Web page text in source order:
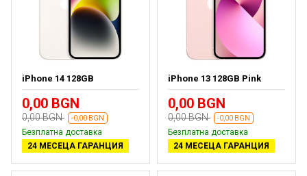
iPhone 14 128GB
0,00 BGN
0,00 BGN -0,00 BGN
Безплатна доставка
24 МЕСЕЦА ГАРАНЦИЯ
iPhone 13 128GB Pink
0,00 BGN
0,00 BGN -0,00 BGN
Безплатна доставка
24 МЕСЕЦА ГАРАНЦИЯ